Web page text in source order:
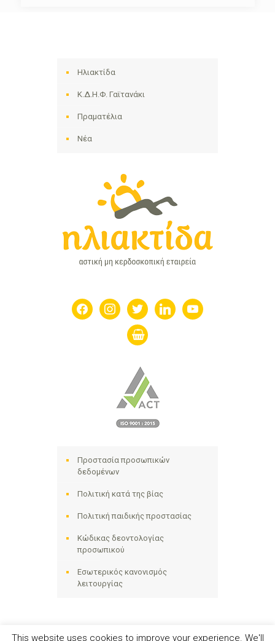
Ηλιακτίδα
Κ.Δ.Η.Φ. Γαϊτανάκι
Πραματέλια
Νέα
facebookinstagramtwitter linkedin youtube
shopping-
basket
Προστασία προσωπικών
δεδομένων
Πολιτική κατά της βίας
Πολιτική παιδικής προστασίας
Κώδικας δεοντολογίας
προσωπικού
Εσωτερικός κανονισμός
λειτουργίας
This website uses cookies to improve your experience. We'll